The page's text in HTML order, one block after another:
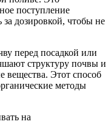
поступление
дозировкой, чтобы не
перед посадкой или
структуру почвы и
вещества. Этот способ
методы